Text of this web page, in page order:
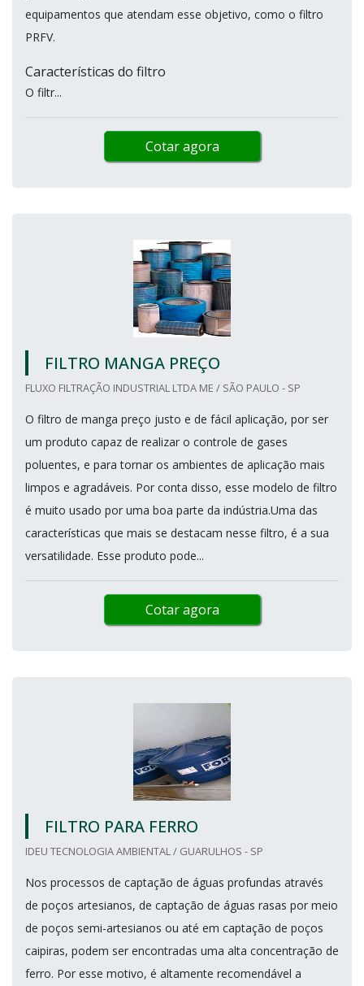
equipamentos que atendam esse objetivo, como o filtro
PRFV.
Características do filtro
O filtr...
Cotar agora
FILTRO MANGA PREÇO
FLUXO FILTRAÇÃO INDUSTRIAL LTDA ME / SÃO PAULO - SP
O filtro de manga preço justo e de fácil aplicação, por ser
um produto capaz de realizar o controle de gases
poluentes, e para tornar os ambientes de aplicação mais
limpos e agradáveis. Por conta disso, esse modelo de filtro
é muito usado por uma boa parte da indústria.Uma das
características que mais se destacam nesse filtro, é a sua
versatilidade. Esse produto pode...
Cotar agora
FILTRO PARA FERRO
IDEU TECNOLOGIA AMBIENTAL / GUARULHOS - SP
Nos processos de captação de águas profundas através
de poços artesianos, de captação de águas rasas por meio
de poços semi-artesianos ou até em captação de poços
caipiras, podem ser encontradas uma alta concentração de
ferro. Por esse motivo, é altamente recomendável a